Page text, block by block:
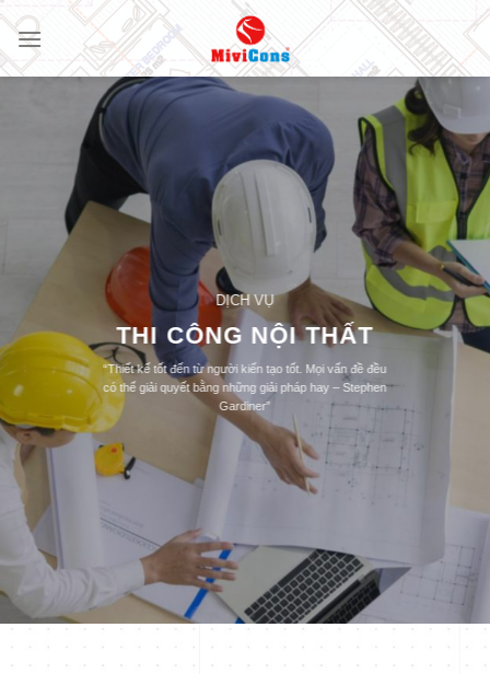
Skip
content
DỊCH VỤ
THI CÔNG NỘI THẤT
“Thiết kế tốt đến từ người kiến tạo tốt. Mọi vấn đề đều
có thể giải quyết bằng những giải pháp hay – Stephen
Gardiner”